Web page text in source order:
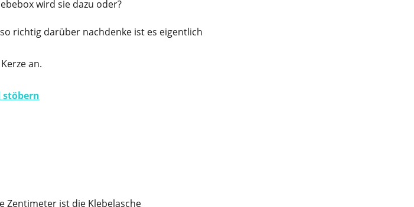
wird sie dazu oder?
richtig darüber nachdenke ist es eigentlich
an.
stöbern
Zentimeter ist die Klebelasche